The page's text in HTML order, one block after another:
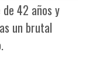
42 años y
un brutal